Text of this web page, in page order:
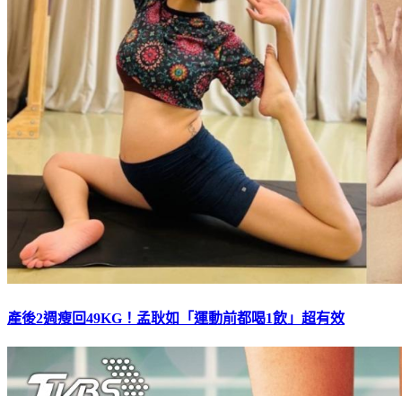
產後2週瘦回49KG！孟耿如「運動前都喝1飲」超有效